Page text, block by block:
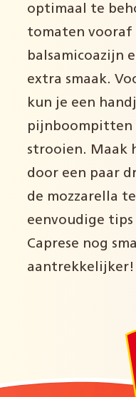
optimaal te
tomaten
balsamicoazijn
extra smaak.
kun je een
pijnboompitten
strooien. Maak
door een paar
de mozzarella
eenvoudige
Caprese nog
aantrekkelijker!